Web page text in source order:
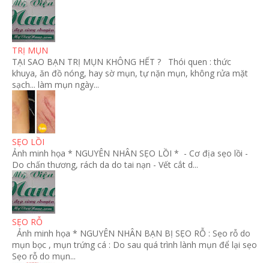
TRỊ MỤN
TẠI SAO BẠN TRỊ MỤN KHÔNG HẾT ? Thói quen : thức
khuya, ăn đồ nóng, hay sờ mụn, tự nặn mụn, không rửa mặt
sạch... làm mụn ngày...
SẸO LỒI
Ảnh minh họa * NGUYÊN NHÂN SẸO LỒI * - Cơ địa sẹo lồi -
Do chấn thương, rách da do tai nạn - Vết cắt d...
SẸO RỖ
Ảnh minh họa * NGUYÊN NHÂN BẠN BỊ SẸO RỖ : Sẹo rỗ do
mụn bọc , mụn trứng cá : Do sau quá trình lành mụn để lại sẹo
Sẹo rỗ do mụn...